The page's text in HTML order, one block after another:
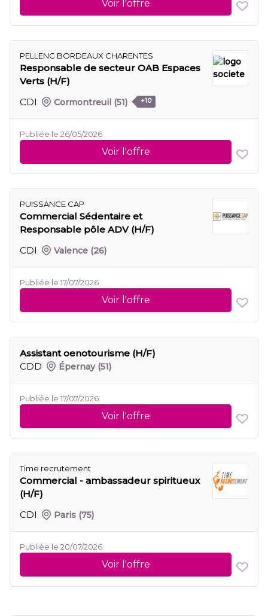
Voir l'offre
PELLENC BORDEAUX CHARENTES
Responsable de secteur OAB Espaces
Verts (H/F)
CDI
Cormontreuil (51) +10
Publiée le 26/05/2026
Voir l'offre
PUISSANCE CAP
Commercial Sédentaire et
Responsable pôle ADV (H/F)
CDI
Valence (26)
Publiée le 17/07/2026
Voir l'offre
Assistant oenotourisme (H/F)
CDD
Épernay (51)
Publiée le 17/07/2026
Voir l'offre
Time recrutement
Commercial - ambassadeur spiritueux
(H/F)
CDI
Paris (75)
Publiée le 20/07/2026
Voir l'offre